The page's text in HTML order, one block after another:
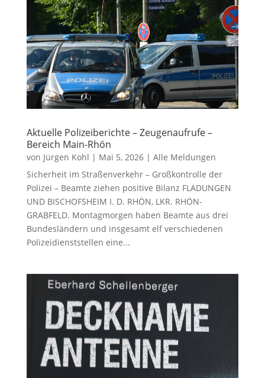
Aktuelle Polizeiberichte – Zeugenaufrufe –
Bereich Main-Rhön
von Jürgen Kohl | Mai 5, 2026| Alle Meldungen
Sicherheit im Straßenverkehr – Großkontrolle der
Polizei – Beamte ziehen positive Bilanz FLADUNGEN
UND BISCHOFSHEIM I. D. RHÖN, LKR. RHÖN-
GRABFELD. Montagmorgen haben Beamte aus drei
Bundesländern und insgesamt elf verschiedenen
Polizeidienststellen eine...